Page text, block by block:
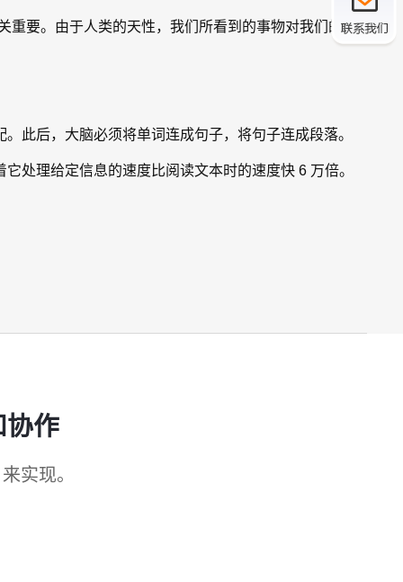
要。由于人类的天性，我们所看到的事物对我们的工
此后，大脑必须将单词连成句子，将句子连成段落。
处理给定信息的速度比阅读文本时的速度快 6 万倍。
协作
实现。